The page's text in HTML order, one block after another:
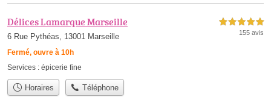
Délices Lamarque Marseille
6 Rue Pythéas, 13001 Marseille
Fermé, ouvre à 10h
5,0 étoiles sur 5
155 avis
Services : épicerie fine
Horaires Téléphone